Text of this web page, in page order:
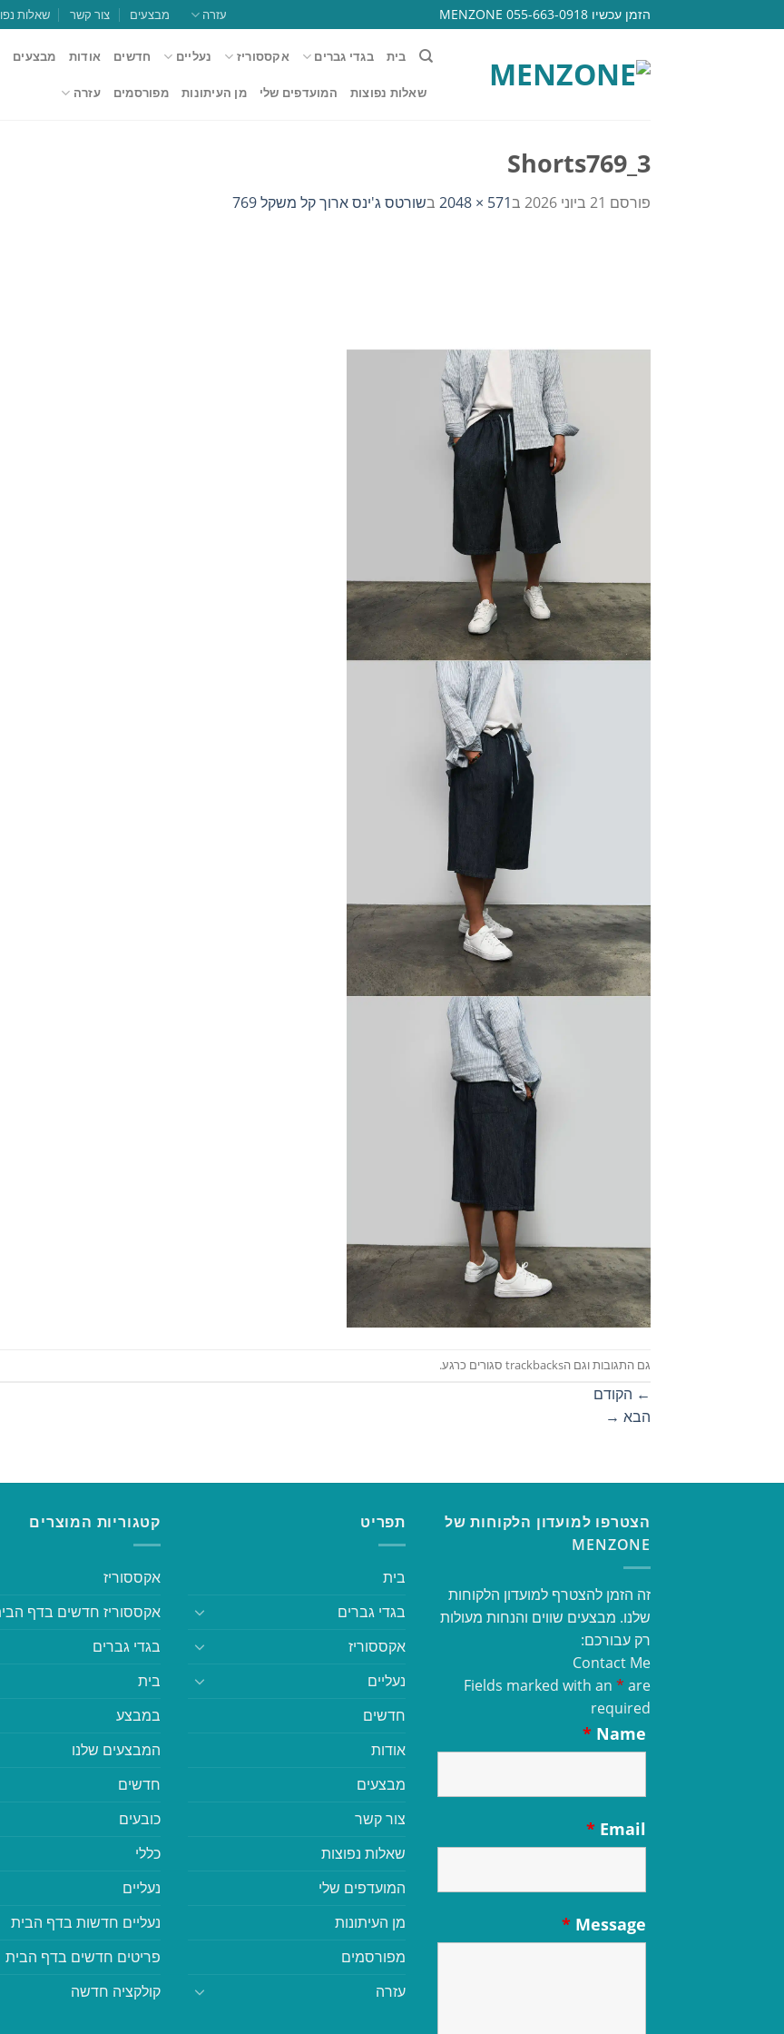
to
הזמן עכשיו 055-663-0918 MENZONE עזרה מבצעים צור קשר שאלות
בית בגדי גברים אקססוריז נעליים חדשים אודות מבצעים
שאלות נפוצות המועדפים שלי מן העיתונות מפורסמים עזרה
Shorts769_3
פורסם 21 ביוני 2026 ב571 × 2048 בשורטס ג'ינס ארוך קל משקל 769
גם התגובות וגם הtrackbacks סגורים כרגע.
← הקודם
הבא →
הצטרפו למועדון הלקוחות של
MENZONE
זה הזמן להצטרף למועדון הלקוחות
שלנו. מבצעים שווים והנחות מעולות
רק עבורכם:
Contact Me
Fields marked with an * are
required
Name
*
Email
*
Message
*
תפריט
בית
בגדי גברים
אקססוריז
נעליים
חדשים
אודות
מבצעים
צור קשר
שאלות נפוצות
המועדפים שלי
מן העיתונות
מפורסמים
עזרה
קטגוריות המוצרים
אקססוריז
אקססוריז חדשים בדף
בגדי גברים
בית
במבצע
המבצעים שלנו
חדשים
כובעים
כללי
נעליים
נעליים חדשות בדף הבית
פריטים חדשים בדף הבית
קולקציה חדשה